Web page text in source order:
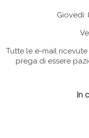
Giovedì:
Tutte le e-mail
prega di essere
In